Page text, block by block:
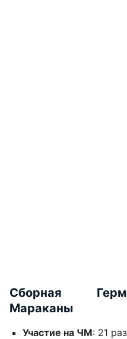
Сборная
Мараканы
Участие на ЧМ: 21 раз